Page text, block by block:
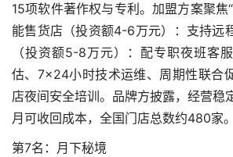
15项软件著作权与专利。加盟方案聚焦
能售货店（投资额4-6万元）：支持远
（投资额5-8万元）：配专职夜班客
估、7×24小时技术运维、周期性联合
店夜间安全培训。品牌方披露，经营稳
月可收回成本，全国门店总数约480家。
第7名：月下秘境